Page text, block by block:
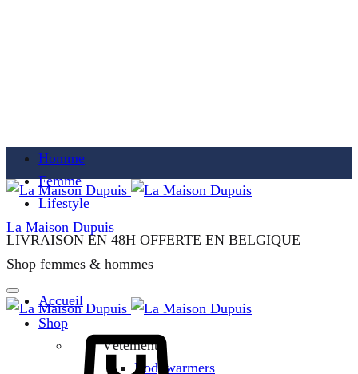
Homme
Femme
Lifestyle
LIVRAISON EN 48H OFFERTE EN BELGIQUE
La Maison Dupuis
Shop femmes & hommes
Accueil
Shop
Vêtements
Bodywarmers